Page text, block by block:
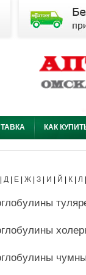
КАК
Д Е Ж З И Й К Л